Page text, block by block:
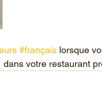
#français lorsque
votre restaurant